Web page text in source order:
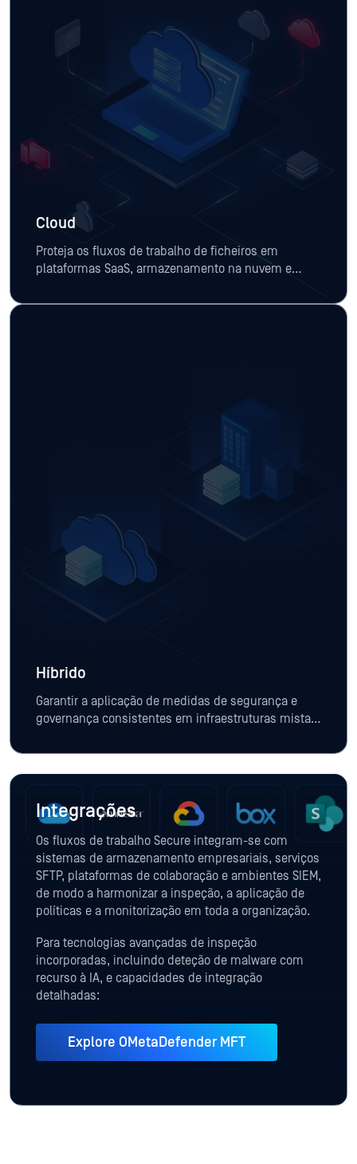
Cloud
Proteja os fluxos de trabalho de ficheiros em
plataformas SaaS, armazenamento na nuvem e
Híbrido
Garantir a aplicação de medidas de segurança e
governança consistentes em infraestruturas mistas
Integrações
Os fluxos de trabalho Secure integram-se com
sistemas de armazenamento empresariais, serviços
SFTP, plataformas de colaboração e ambientes SIEM,
de modo a harmonizar a inspeção, a aplicação de
políticas e a monitorização em toda a organização.
Para tecnologias avançadas de inspeção
incorporadas, incluindo deteção de malware com
recurso à IA, e capacidades de integração
detalhadas:
Explore OMetaDefender MFT